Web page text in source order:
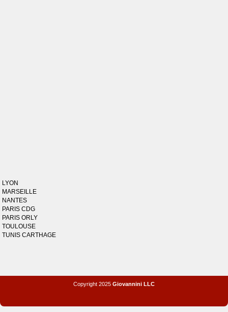
LYON
MARSEILLE
NANTES
PARIS CDG
PARIS ORLY
TOULOUSE
TUNIS CARTHAGE
Copyright 2025 Giovannini LLC